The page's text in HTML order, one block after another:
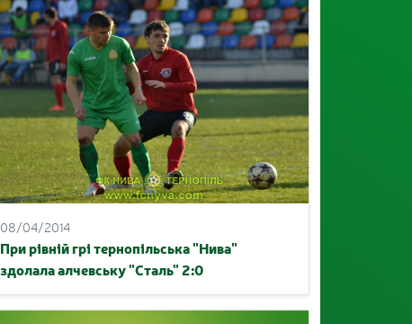
08/04/2014
При рівній грі тернопільська "Нива"
здолала алчевську "Сталь" 2:0